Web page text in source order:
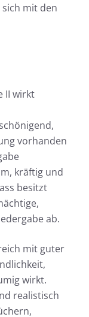
mit den
II wirkt
vorhanden
kräftig und
besitzt
ab.
mit guter
wirkt.
realistisch